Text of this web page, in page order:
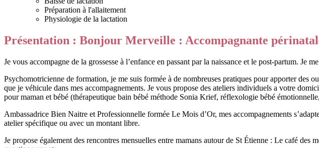
Préparation à l'allaitement
Physiologie de la lactation
Présentation : Bonjour Merveille : Accompagnante
Je vous accompagne de la grossesse à l’enfance en passant par la naissance et le post-partum.
Psychomotricienne de formation, je me suis formée à de nombreuses pratiques pour apporter
que je véhicule dans mes accompagnements. Je vous propose des ateliers individuels a votre
pour maman et bébé (thérapeutique bain bébé méthode Sonia Krief, réflexologie bébé
Ambassadrice Bien Naitre et Professionnelle formée Le Mois d’Or, mes accompagnements
atelier spécifique ou avec un montant libre.
Je propose également des rencontres mensuelles entre mamans autour de St Étienne : Le café